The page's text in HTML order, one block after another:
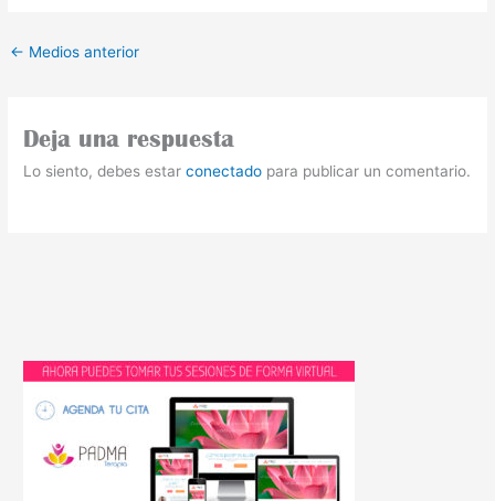
← Medios anterior
Deja una respuesta
Lo siento, debes estarconectado para publicar un comentario.